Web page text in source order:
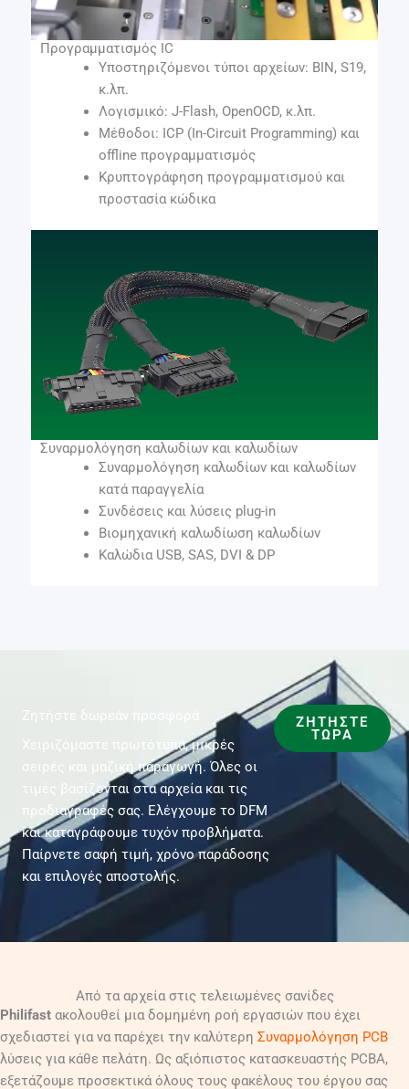
Προγραμματισμός IC
Υποστηριζόμενοι τύποι αρχείων: BIN, S19,
κ.λπ.
Λογισμικό: J-Flash, OpenOCD, κ.λπ.
Μέθοδοι: ICP (In-Circuit Programming) και
offline προγραμματισμός
Κρυπτογράφηση προγραμματισμού και
προστασία κώδικα
Συναρμολόγηση καλωδίων και καλωδίων
Συναρμολόγηση καλωδίων και καλωδίων
κατά παραγγελία
Συνδέσεις και λύσεις plug-in
Βιομηχανική καλωδίωση καλωδίων
Καλώδια USB, SAS, DVI & DP
Ζητήστε δωρεάν προσφορά
Χειριζόμαστε πρωτότυπα, μικρές
σειρές και μαζική παραγωγή. Όλες οι
τιμές βασίζονται στα αρχεία και τις
προδιαγραφές σας. Ελέγχουμε το DFM
και καταγράφουμε τυχόν προβλήματα.
Παίρνετε σαφή τιμή, χρόνο παράδοσης
και επιλογές αποστολής.
ΖΗΤΉΣΤΕ
ΤΏΡΑ
Από τα αρχεία στις τελειωμένες σανίδες
Philifast ακολουθεί μια δομημένη ροή εργασιών που έχει
σχεδιαστεί για να παρέχει την καλύτερη Συναρμολόγηση PCB
λύσεις για κάθε πελάτη. Ως αξιόπιστος κατασκευαστής PCBA,
εξετάζουμε προσεκτικά όλους τους φακέλους του έργου σας